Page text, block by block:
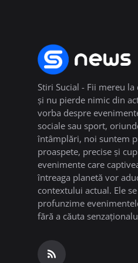
Stiri Sucial - Fii mereu
și nu pierde nimic din
vorba despre
sociale sau sport,
întâmplări, noi suntem
proaspete, precise și
evenimente care
întreaga planetă vor
contextului actual. Ele
profunzime
fără a căuta